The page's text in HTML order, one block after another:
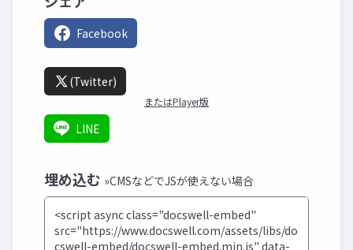
Facebook
(Twitter)
またはPlayer版
LINE
埋め込む »CMSなどでJSが使えない場合